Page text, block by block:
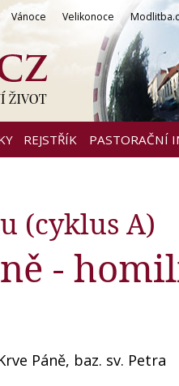
Vánoce Velikonoce
REJSTŘÍK PASTORAČNÍ
(cyklus A)
-
Páně, baz. sv. Petra